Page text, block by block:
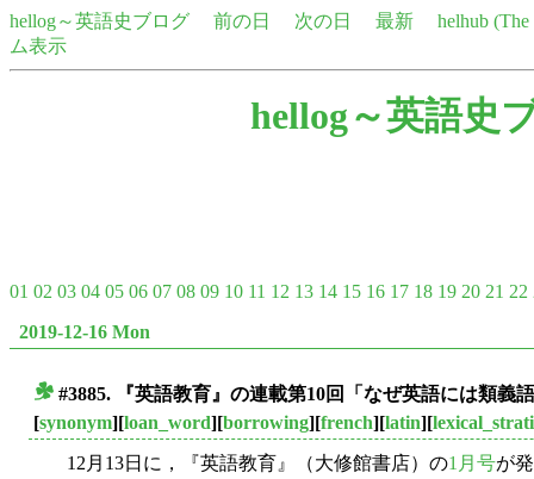
hellog～英語史ブログ 前の日 次の日 最新
helhub
ム表示
hellog～英語史
01 02 03 04 05 06 07 08 09 10 11 12 13 14 15 16 17 18 19 20 21 22
2019-12-16 Mon
#3885. 『英語教育』の連載第10回「なぜ英語には類義
[synonym][loan_word][borrowing][french][latin][
12月13日に，『英語教育』（大修館書店）の1月号が